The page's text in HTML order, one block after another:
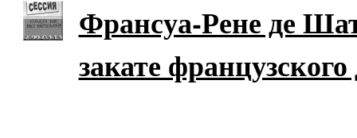
Франсуа-Рене де
закате